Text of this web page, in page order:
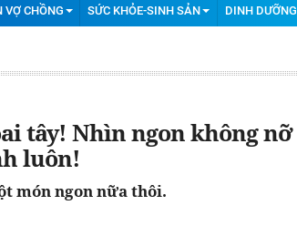
VỢ CHỒNG SỨC KHỎE-SINH SẢN DINH DƯỠNG
tây! Nhìn ngon không nỡ
luôn!
món ngon nữa thôi.